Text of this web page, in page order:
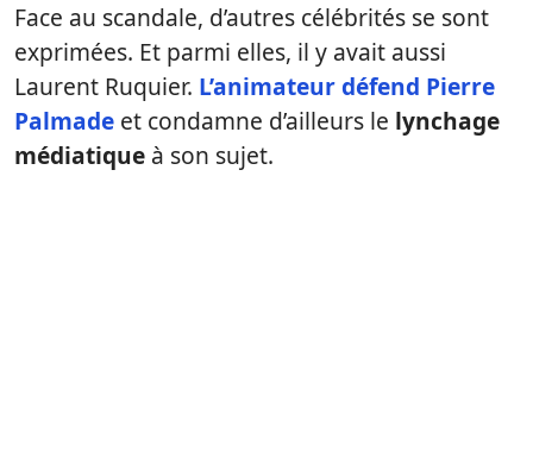
Face au scandale, d’autres célébrités se sont
exprimées. Et parmi elles, il y avait aussi
Laurent Ruquier. L’animateur défend Pierre
Palmade et condamne d’ailleurs le lynchage
médiatique à son sujet.